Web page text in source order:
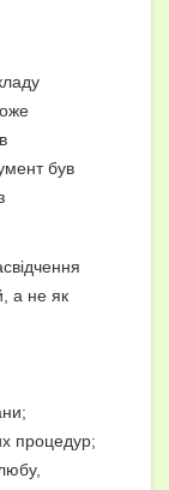
був
а не як
процедур;